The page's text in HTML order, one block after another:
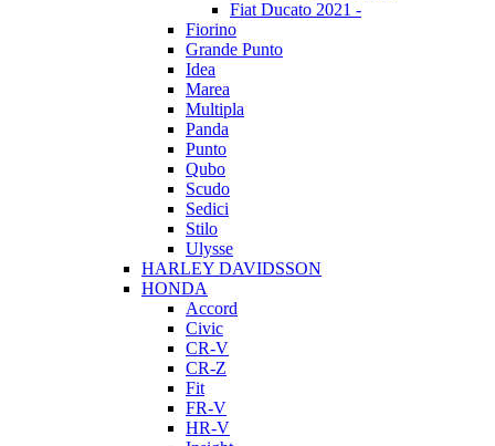
Fiat Ducato 2021 -
Fiorino
Grande Punto
Idea
Marea
Multipla
Panda
Punto
Qubo
Scudo
Sedici
Stilo
Ulysse
HARLEY DAVIDSSON
HONDA
Accord
Civic
CR-V
CR-Z
Fit
FR-V
HR-V